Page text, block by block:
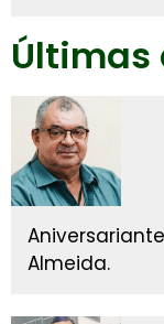
Últimas
Almeida.